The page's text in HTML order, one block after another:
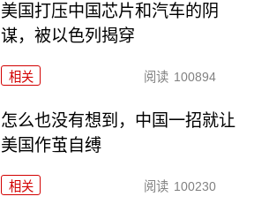
美国打压中国芯片和汽车的阴
谋，被以色列揭穿
相关 阅读 100894
怎么也没有想到，中国一招就让
美国作茧自缚
相关 阅读 100230